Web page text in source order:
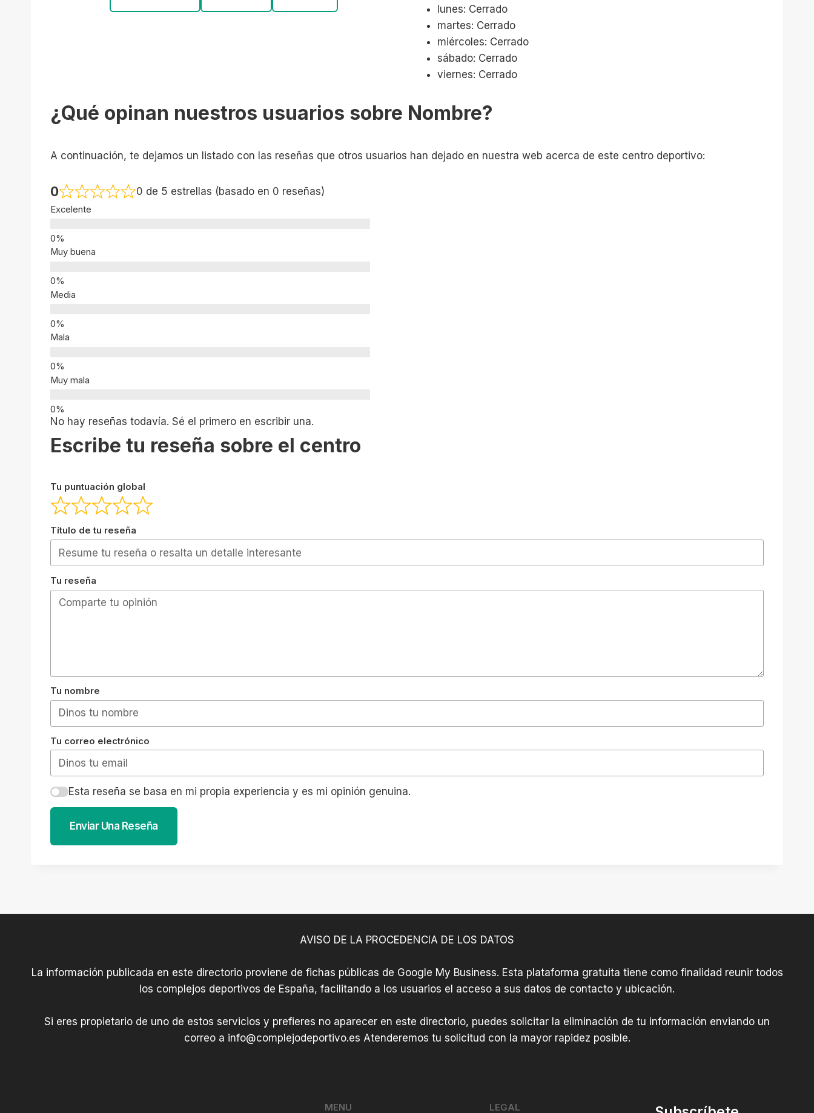
lunes: Cerrado
martes: Cerrado
miércoles: Cerrado
sábado: Cerrado
viernes: Cerrado
¿Qué opinan nuestros usuarios sobre Nombre?
A continuación, te dejamos un listado con las reseñas que otros usuarios han dejado en nuestra web acerca de este centro deportivo:
0 0 de 5 estrellas (basado en 0 reseñas)
Excelente
Muy buena
Media
Mala
Muy mala
No hay reseñas todavía. Sé el primero en escribir una.
Escribe tu reseña sobre el centro
Tu puntuación global
Título de tu reseña
Tu reseña
Tu nombre
Tu correo electrónico
Esta reseña se basa en mi propia experiencia y es mi opinión genuina.
Enviar Una Reseña
AVISO DE LA PROCEDENCIA DE LOS DATOS
La información publicada en este directorio proviene de fichas públicas de Google My Business. Esta plataforma gratuita tiene como finalidad reunir todos
los complejos deportivos de España, facilitando a los usuarios el acceso a sus datos de contacto y ubicación.
Si eres propietario de uno de estos servicios y prefieres no aparecer en este directorio, puedes solicitar la eliminación de tu información enviando un
correo a info@complejodeportivo.es Atenderemos tu solicitud con la mayor rapidez posible.
MENU LEGAL